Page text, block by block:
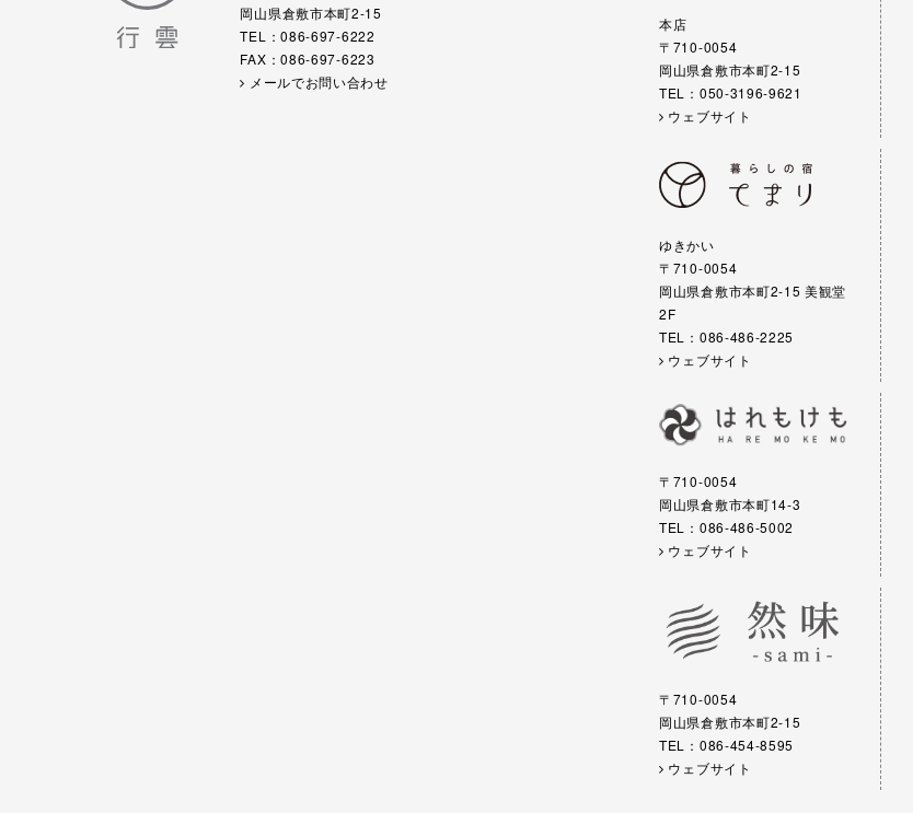
岡山県倉敷市本町2-15
TEL：086-697-6222
FAX：086-697-6223
メールでお問い合わせ
本店
〒710-0054
岡山県倉敷市本町2-15
TEL：050-3196-9621
ウェブサイト
ゆきかい
〒710-0054
岡山県倉敷市本町2-15 美観堂
2F
TEL：086-486-2225
ウェブサイト
〒710-0054
岡山県倉敷市本町14-3
TEL：086-486-5002
ウェブサイト
〒710-0054
岡山県倉敷市本町2-15
TEL：086-454-8595
ウェブサイト